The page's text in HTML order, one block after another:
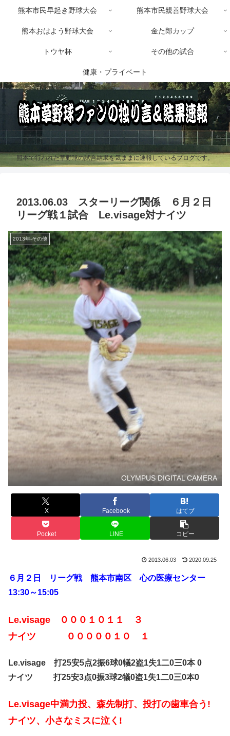
熊本で行われた草野球の試合結果を気ままに速報しているブログです。
熊本市民早起き野球大会 熊本市民親善野球大会
熊本おはよう野球大会 金た郎カップ
トウヤ杯 その他の試合
健康・プライベート
2013.06.03 スターリーグ関係 ６月２日
リーグ戦１試合 Le.visage対ナイツ
2013年-その他
OLYMPUS DIGITAL CAMERA
X Facebook はてブ
Pocket LINE コピー
2013.06.03 2020.09.25
６月２日 リーグ戦 熊本市南区 心の医療センター
13:30～15:05
Le.visage ０００１０１１ ３
ナイツ ０００００１０ １
Le.visage 打25安5点2振6球0犠2盗1失1二0三0本 0
ナイツ 打25安3点0振3球2犠0盗1失1二0三0本0
Le.visage中満力投、森先制打、投打の歯車合う!
ナイツ、小さなミスに泣く!